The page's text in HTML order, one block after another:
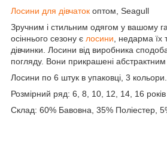
Лосини для дівчаток оптом, Seagull
Зручним і стильним одягом у вашому
осіннього сезону є лосини , недарма їх
дівчинки. Лосини від виробника
погляду. Вони прикрашені
Лосини по 6 штук в упаковці, 3 кольори.
Розмірний ряд: 6, 8, 10, 12, 14, 16 років
Склад: 60% Бавовна, 35% Поліестер,